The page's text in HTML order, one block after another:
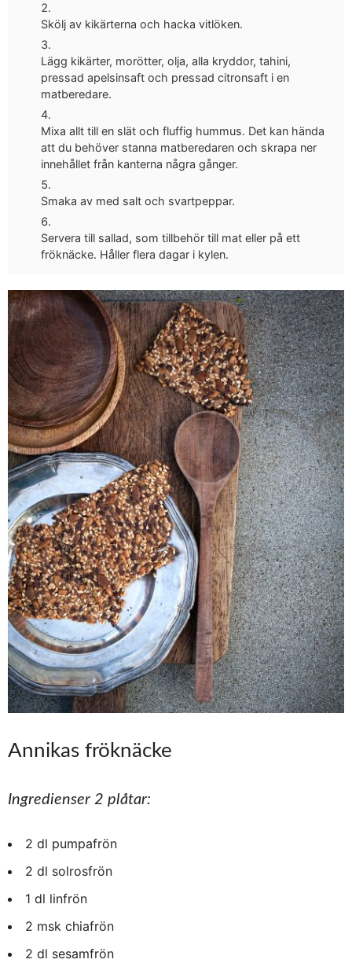
Skölj av kikärterna och hacka vitlöken.
Lägg kikärter, morötter, olja, alla kryddor, tahini,
pressad apelsinsaft och pressad citronsaft i en
matberedare.
Mixa allt till en slät och fluffig hummus. Det kan hända
att du behöver stanna matberedaren och skrapa ner
innehållet från kanterna några gånger.
Smaka av med salt och svartpeppar.
Servera till sallad, som tillbehör till mat eller på ett
fröknäcke. Håller flera dagar i kylen.
Annikas fröknäcke
Ingredienser 2 plåtar:
2 dl pumpafrön
2 dl solrosfrön
1 dl linfrön
2 msk chiafrön
2 dl sesamfrön